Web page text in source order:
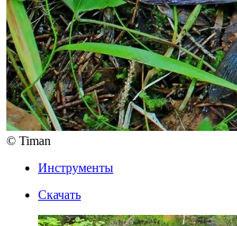
© Timan
Инструменты
Скачать